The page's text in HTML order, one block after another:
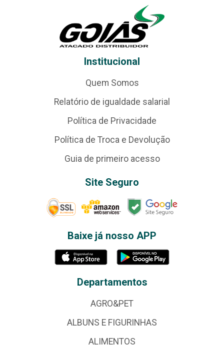
Institucional
Quem Somos
Relatório de igualdade salarial
Política de Privacidade
Política de Troca e Devolução
Guia de primeiro acesso
Site Seguro
Baixe já nosso APP
Departamentos
AGRO&PET
ALBUNS E FIGURINHAS
ALIMENTOS